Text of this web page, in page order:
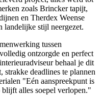
zoals Brincker tapijt,
en Therdex Weense
landelijke stijl neergezet.
tussen
ontzorgde en perfect
behaal je dit
strakke deadlines te plannen
"Eén aanspreekpunt is
alles soepel verlopen."